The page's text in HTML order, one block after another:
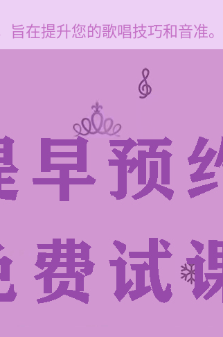
在提升您的歌唱技巧和音准。